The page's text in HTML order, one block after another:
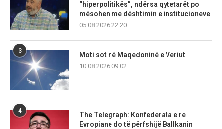
“hiperpolitikës”, ndërsa qytetarët po
mësohen me dështimin e institucioneve
05.08.2026 22:20
3
Moti sot në Maqedoninë e Veriut
10.08.2026 09:02
4
The Telegraph: Konfederata e re
Evropiane do të përfshijë Ballkanin